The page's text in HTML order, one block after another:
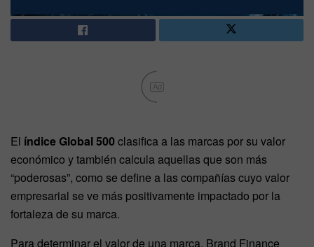
Ad
El índice Global 500 clasifica a las marcas por su valor
económico y también calcula aquellas que son más
“poderosas”, como se define a las compañías cuyo valor
empresarial se ve más positivamente impactado por la
fortaleza de su marca.
Para determinar el valor de una marca, Brand Finance